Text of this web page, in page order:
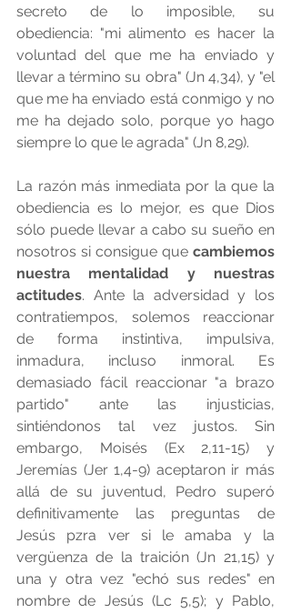
secreto de lo imposible, su
obediencia: "mi alimento es hacer la
voluntad del que me ha enviado y
llevar a término su obra" (Jn 4,34), y "el
que me ha enviado está conmigo y no
me ha dejado solo, porque yo hago
siempre lo que le agrada" (Jn 8,29).
La razón más inmediata por la que la
obediencia es lo mejor, es que Dios
sólo puede llevar a cabo su sueño en
nosotros si consigue que cambiemos
nuestra mentalidad y nuestras
actitudes. Ante la adversidad y los
contratiempos, solemos reaccionar
de forma instintiva, impulsiva,
inmadura, incluso inmoral. Es
demasiado fácil reaccionar "a brazo
partido" ante las injusticias,
sintiéndonos tal vez justos. Sin
embargo, Moisés (Ex 2,11-15) y
Jeremías (Jer 1,4-9) aceptaron ir más
allá de su juventud, Pedro superó
definitivamente las preguntas de
Jesús pzra ver si le amaba y la
vergüenza de la traición (Jn 21,15) y
una y otra vez "echó sus redes" en
nombre de Jesús (Lc 5,5); y Pablo,